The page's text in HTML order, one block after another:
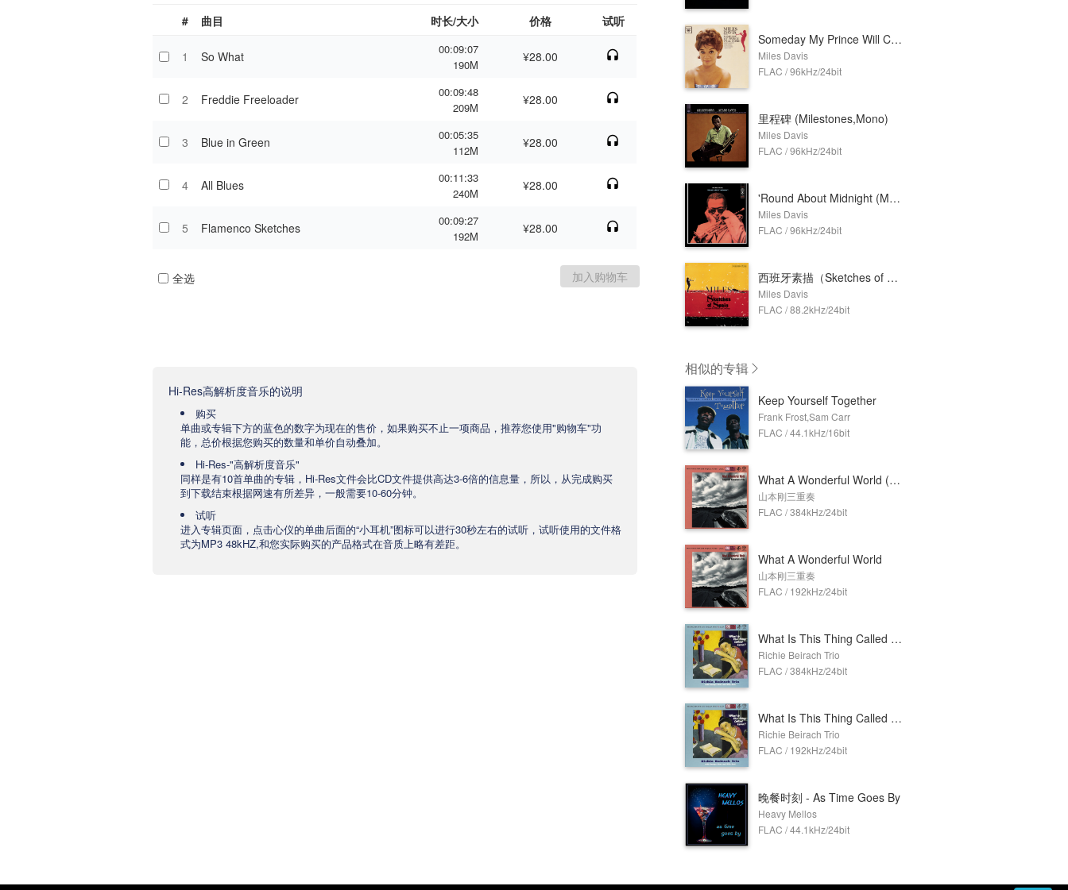
# 曲目 时长/大小 价格 试听
1 So What
00:09:07
190M
¥28.00
2 Freddie Freeloader
00:09:48
209M
¥28.00
3 Blue in Green
00:05:35
112M
¥28.00
4 All Blues
00:11:33
240M
¥28.00
5 Flamenco Sketches
00:09:27
192M
¥28.00
全选
Hi-Res高解析度音乐的说明
购买
单曲或专辑下方的蓝色的数字为现在的售价，如果购买不止一项商品，推荐您使用"购物车"功
能，总价根据您购买的数量和单价自动叠加。
Hi-Res-"高解析度音乐"
同样是有10首单曲的专辑，Hi-Res文件会比CD文件提供高达3-6倍的信息量，所以，从完成购买
到下载结束根据网速有所差异，一般需要10-60分钟。
试听
进入专辑页面，点击心仪的单曲后面的“小耳机”图标可以进行30秒左右的试听，试听使用的文件格
式为MP3 48kHZ,和您实际购买的产品格式在音质上略有差距。
Someday My Prince Will Come (Mono Version)
Miles Davis
FLAC / 96kHz/24bit
里程碑 (Milestones,Mono)
Miles Davis
FLAC / 96kHz/24bit
'Round About Midnight (Mono Version)
Miles Davis
FLAC / 96kHz/24bit
西班牙素描（Sketches of Spain）
Miles Davis
FLAC / 88.2kHz/24bit
相似的专辑
Keep Yourself Together
Frank Frost,Sam Carr
FLAC / 44.1kHz/16bit
What A Wonderful World (384kHz DXD)
山本刚三重奏
FLAC / 384kHz/24bit
What A Wonderful World
山本刚三重奏
FLAC / 192kHz/24bit
What Is This Thing Called Love? (384kHz DXD)
Richie Beirach Trio
FLAC / 384kHz/24bit
What Is This Thing Called Love?
Richie Beirach Trio
FLAC / 192kHz/24bit
晚餐时刻 - As Time Goes By
Heavy Mellos
FLAC / 44.1kHz/24bit